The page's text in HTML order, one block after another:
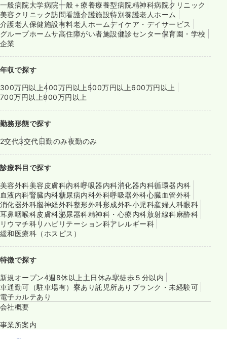
一般病院大学病院一般＋療養療養型病院精神科病院クリニック
美容クリニック訪問看護介護施設特別養護老人ホーム
介護老人保健施設有料老人ホームデイケア・デイサービス
グループホームサ高住障がい者施設健診センター保育園・学校
企業
年収で探す
300万円以上400万円以上 500万円以上600万円以上
700万円以上800万円以上
勤務形態で探す
2交代3交代日勤のみ夜勤のみ
診療科目で探す
美容外科美容皮膚科内科呼吸器内科消化器内科循環器内科
血液内科腎臓内科糖尿病内科外科呼吸器外科心臓血管外科
消化器外科脳神経外科整形外科形成外科小児科産婦人科眼科
耳鼻咽喉科皮膚科泌尿器科精神科・心療内科放射線科麻酔科
リウマチ科リハビリテーション科アレルギー科
緩和医療科（ホスピス）
特徴で探す
新規オープン4週8休以上 土日休み駅徒歩５分以内
車通勤可（駐車場有） 寮あり託児所あり ブランク・未経験可
電子カルテあり
会社概要
事業所案内